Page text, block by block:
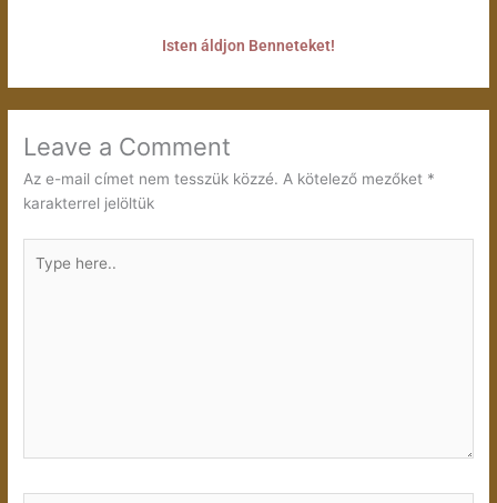
Isten áldjon Benneteket!
Leave a Comment
Az e-mail címet nem tesszük közzé. A kötelező mezőket *
karakterrel jelöltük
here..